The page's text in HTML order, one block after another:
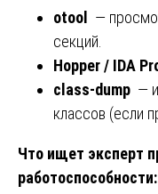
otool —
секций.
Hopper / IDA
class-dump —
классов (если
Что ищет эксперт
работоспособности: